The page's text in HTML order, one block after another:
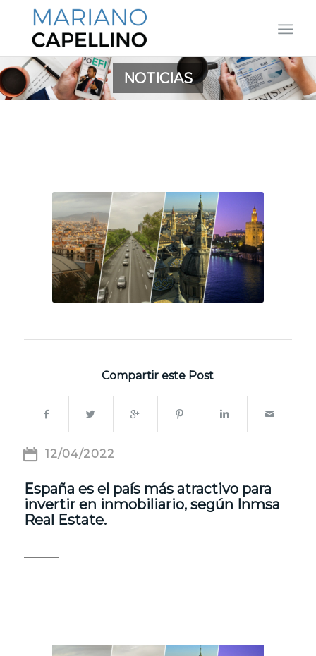
NOTICIAS
Compartir este Post
12/04/2022
España es el país más atractivo para
invertir en inmobiliario, según Inmsa
Real Estate.